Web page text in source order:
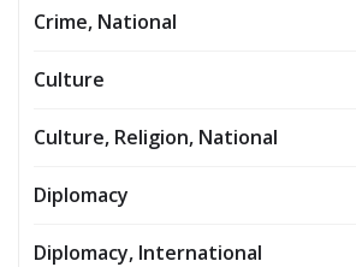
Crime, National
Culture
Culture, Religion, National
Diplomacy
Diplomacy, International